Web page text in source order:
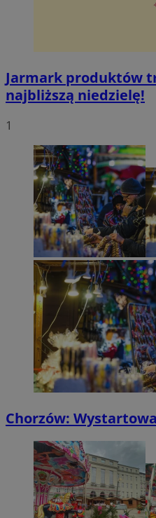
Jarmark produktów
najbliższą niedzielę!
1
Chorzów: